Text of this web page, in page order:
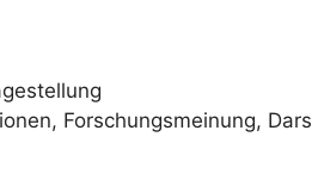
Forschungsmeinung,